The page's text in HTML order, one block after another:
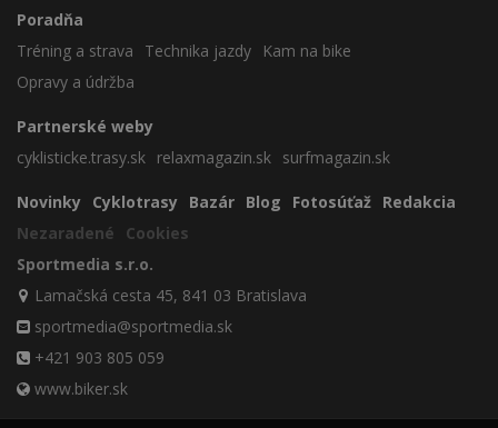
Poradňa
Tréning a strava
Technika jazdy
Kam na bike
Opravy a údržba
Partnerské weby
cyklisticke.trasy.sk relaxmagazin.sk surfmagazin.sk
Novinky Cyklotrasy Bazár Blog Fotosúťaž Redakcia
Nezaradené
Cookies
Sportmedia s.r.o.
Lamačská cesta 45, 841 03 Bratislava
sportmedia@sportmedia.sk
+421 903 805 059
www.biker.sk